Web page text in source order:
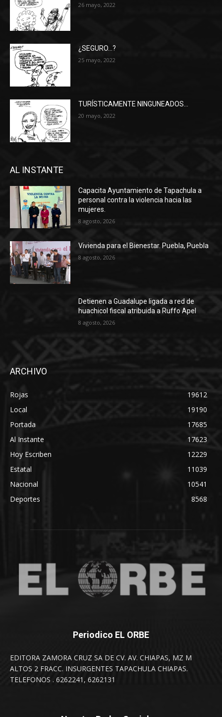
26 mayo, 2022
¿SEGURO…?
25 mayo, 2022
TURÍSTICAMENTE NINGUNEADOS…
20 mayo, 2022
AL INSTANTE
Capacita Ayuntamiento de Tapachula a
personal contra la violencia hacia las
mujeres.
8 agosto, 2026
Vivienda para el Bienestar. Puebla, Puebla
8 agosto, 2026
Detienen a Guadalupe ligada a red de
huachicol fiscal atribuida a Ruffo Apel
8 agosto, 2026
ARCHIVO
Rojas
19612
Local
19190
Portada
17685
Al Instante
17623
Hoy Escriben
12229
Estatal
11039
Nacional
10541
Deportes
8568
Periodico EL ORBE
EDITORA ZAMORA CRUZ SA DE CV. AV. CHIAPAS, MZ M
ALTOS 2 FRACC. INSURGENTES TAPACHULA CHIAPAS.
TELEFONOS . 6262241, 6262131